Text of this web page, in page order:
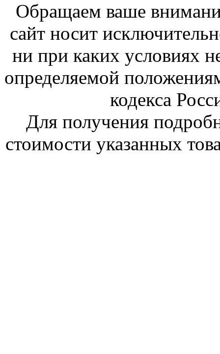
Обращаем ваше
сайт носит
ни при каких условиях
определяемой
кодекса
Для получения
стоимости указанных